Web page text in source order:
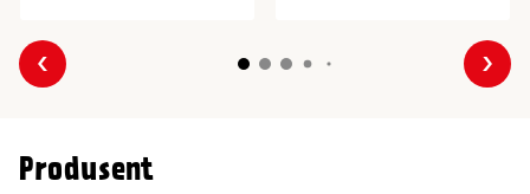
Forrige
Produsent